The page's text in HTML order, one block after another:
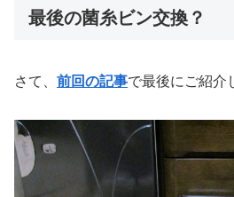
最後の菌糸ビン交換？
さて、 前回の記事で最後にご紹介